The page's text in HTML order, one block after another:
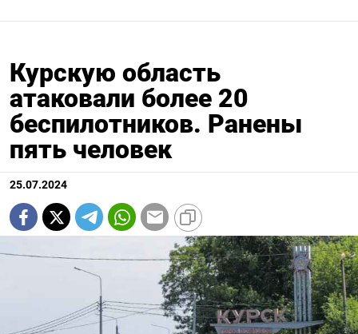
Курскую область
атаковали более 20
беспилотников. Ранены
пять человек
25.07.2024